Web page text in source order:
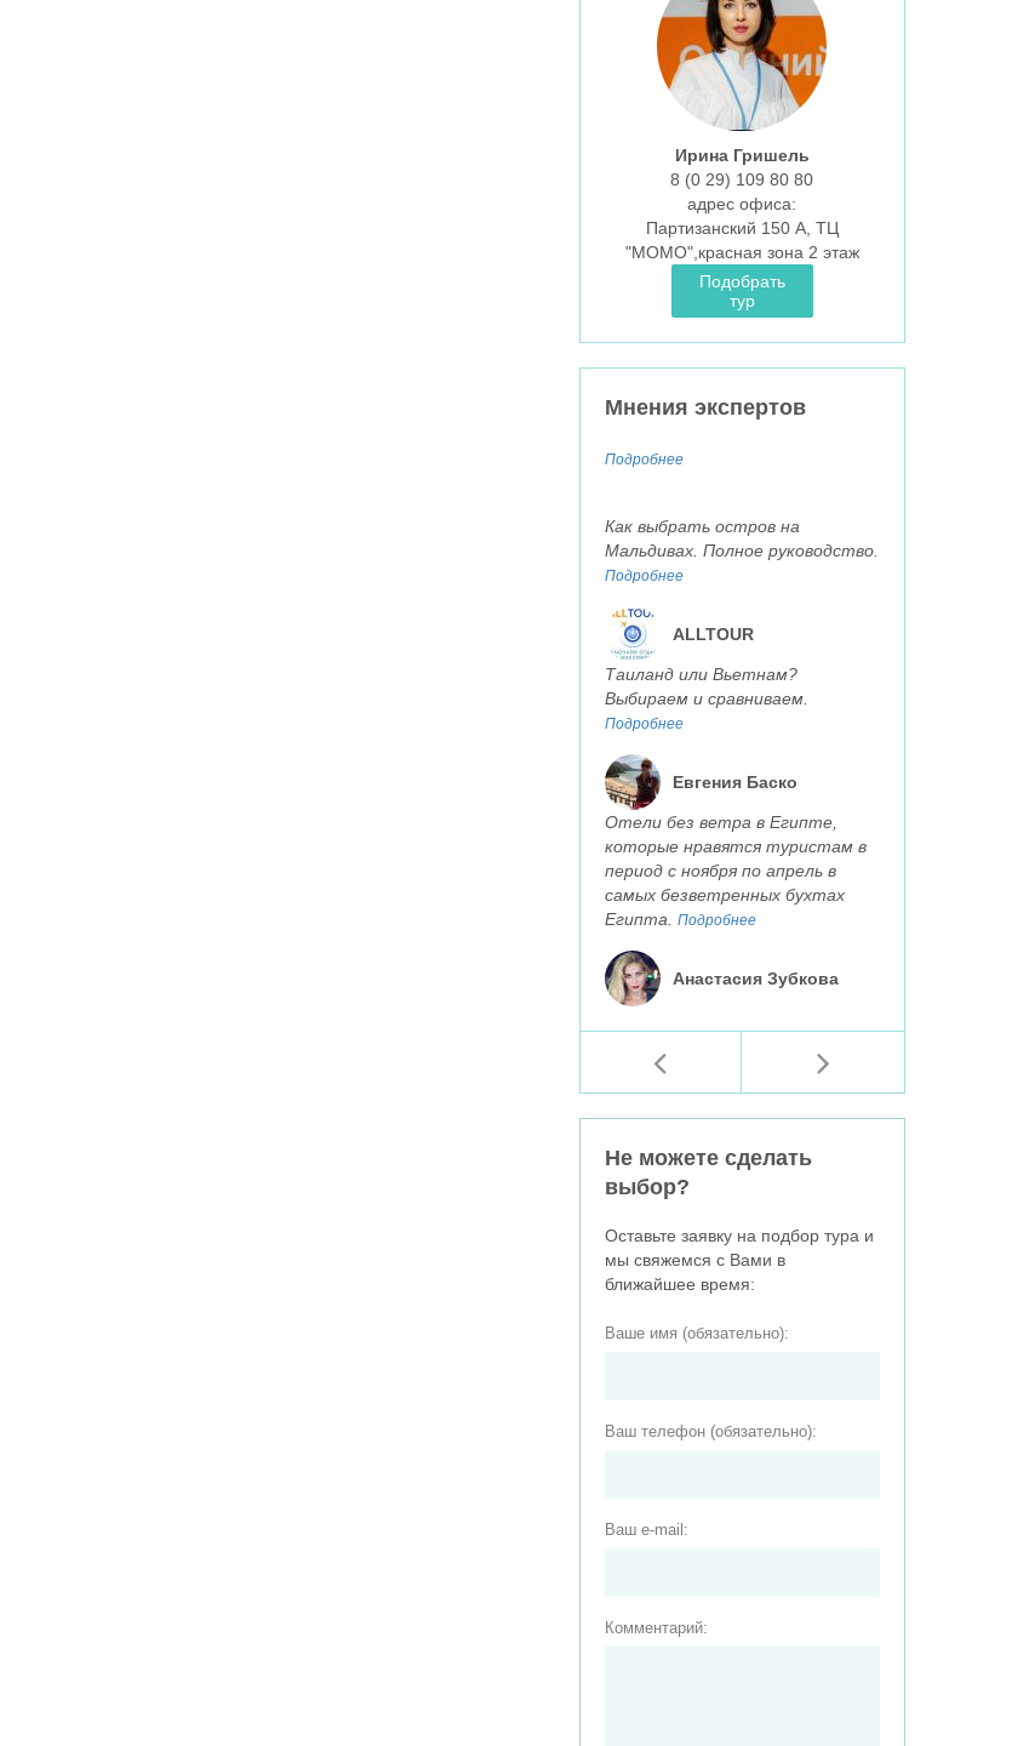
Ирина Гришель
8 (0 29) 109 80 80
aдрес офиса:
Партизанский 150 А, ТЦ
"МОМО",красная зона 2 этаж
Подобрать
тур
Мнения экспертов
Подробнее
Как выбрать остров на
Мальдивах. Полное руководство.
Подробнее
ALLTOUR
Таиланд или Вьетнам?
Выбираем и сравниваем.
Подробнее
Евгения Баско
Отели без ветра в Египте,
которые нравятся туристам в
период с ноября по апрель в
самых безветренных бухтах
Египта. Подробнее
Анастасия Зубкова
Не можете сделать
выбор?
Оставьте заявку на подбор тура и
мы свяжемся с Вами в
ближайшее время:
Ваше имя (обязательно):
Ваш телефон (обязательно):
Ваш e-mail:
Комментарий: